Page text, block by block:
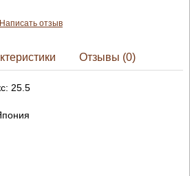
Написать отзыв
Отзывы (0)
25.5